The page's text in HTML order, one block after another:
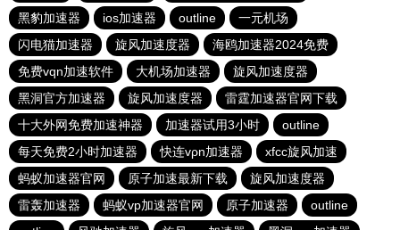
黑豹加速器
ios加速器 outline
一元机场
闪电猫加速器
旋风加速度器
海鸥加速器2024免费
免费vqn加速软件
大机场加速器
旋风加速度器
黑洞官方加速器
旋风加速度器
雷霆加速器官网下载
十大外网免费加速神器
加速器试用3小时
outline
每天免费2小时加速器
快连vρn加速器
xfcc旋风加速
蚂蚁加速器官网
原子加速最新下载
旋风加速度器
雷轰加速器
蚂蚁vp加速器官网 原子加速器
outline